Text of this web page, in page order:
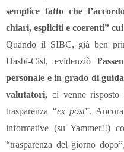
semplice fatto che
chiari, espliciti e coerenti”
Quando il SIBC, già ben
Dasbi-Cisl, evidenziò
personale e in grado di
valutatori, ci venne risposto
trasparenza “ex post”.
informative (su Yammer!!)
“trasparenza del giorno